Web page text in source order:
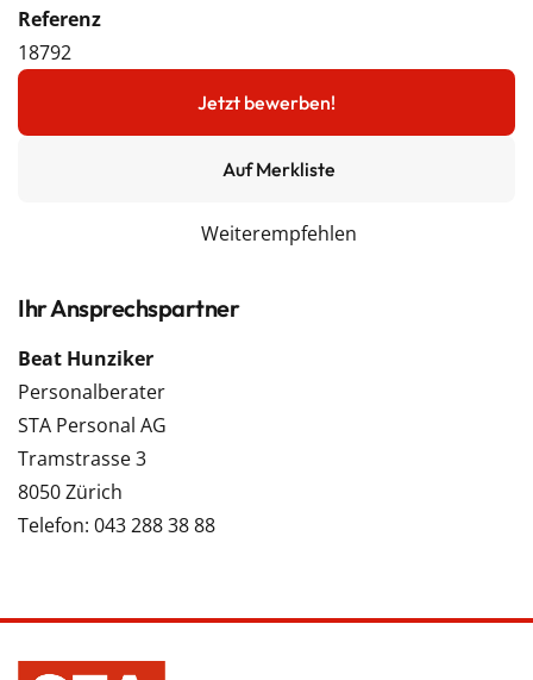
Referenz
18792
Jetzt bewerben!
Auf Merkliste
Weiterempfehlen
Ihr Ansprechspartner
Beat Hunziker
Personalberater
STA Personal AG
Tramstrasse 3
8050 Zürich
Telefon: 043 288 38 88